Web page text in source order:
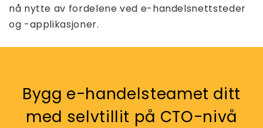
nå nytte av fordelene ved e-handelsnettsteder
og -applikasjoner.
Bygg e-handelsteamet ditt
med selvtillit på CTO-nivå